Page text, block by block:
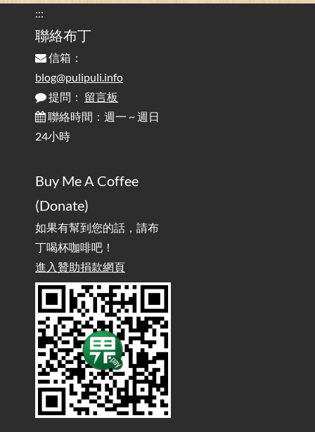
的問題 / Are You Tired of Looking at the Computer? Pay More
Attention to Glare Than the Screen
為何桌前打字總是腰痠背痛？桌子高度和螢幕高度
對人體工學的影響 / The Effect of Desk and Monitor Height on
Ergonomics: Why Does Typing at a Desk Often Lead to Back Pain?
行動網路無法連線？三星手機簡易解決方案
/ Mobile Network Not Connecting? Easy Solutions for Samsung
實作相容OpenAI API，但背後不是OpenAI的API服
務 / Implementing OpenAI API-Compatible Services, But Not
Powered by OpenAI
雜談：生活小技巧之用魔鬼氈避免機車鑰匙脫落吧
/ Talk: Use Velcro to Prevent Your Motorcycle Key From Falling
AdGuard Home不只是拿來擋廣告/ AdGuard
Home Is More Than Just an Ad Blocker
:::
聯絡布丁
信箱：
blog@pulipuli.info
提問： 留言板
聯絡時間：週一 ~ 週日
24小時
Buy Me A Coffee
(Donate)
如果有幫到您的話，請布
丁喝杯咖啡吧！
進入贊助捐款網頁